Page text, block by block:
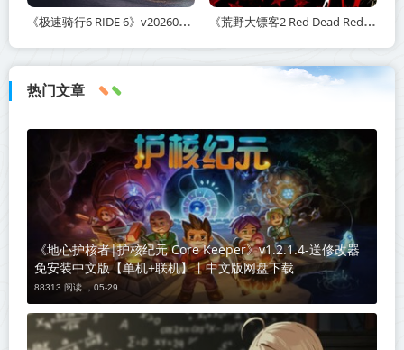
《极速骑行6 RIDE 6》v20260511-免安装中文版丨中文版网盘下载 《荒野大镖客2 Red Dead Redemption 2》v1491.50-打包mod+送修改器丨中文版网盘下载
热门文章
《地心护核者|护核纪元 Core Keeper》v1.2.1.4-送修改器
免安装中文版【单机+联机】丨中文版网盘下载
88313 阅读 ，05-29